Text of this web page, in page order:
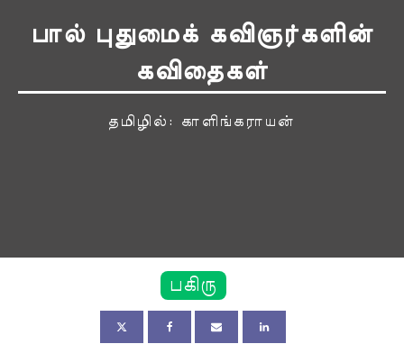
பால் புதுமைக் கவிஞர்களின்
கவிதைகள்
தமிழில்: காளிங்கராயன்
பகிரு